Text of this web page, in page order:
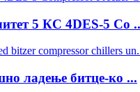
5 КС 4DES-5 Co
ладење битце-ко ...